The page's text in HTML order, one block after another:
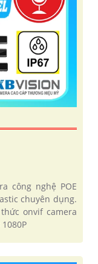
công nghệ POE
chuyên dụng.
onvif camera